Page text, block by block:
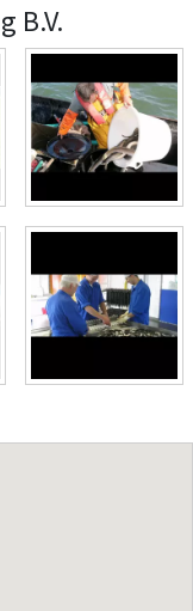
B.V.